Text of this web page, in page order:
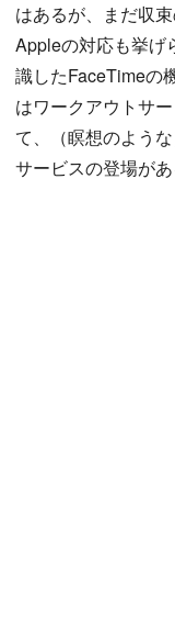
はあるが、まだ収
Appleの対応も挙げ
識したFaceTimeの
はワークアウトサ
て、（瞑想のよう
サービスの登場があ